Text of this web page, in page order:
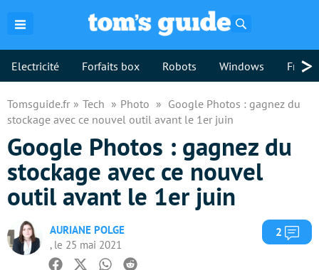
Electricité Forfaits box Robots Windows >
Tomsguide.fr Tech Photo
Google Photos : gagnez du
stockage avec ce nouvel outil avant le 1er juin
Google Photos : gagnez du
stockage avec ce nouvel
outil avant le 1er juin
AURIANE POLGE
, le 25 mai 2021
2